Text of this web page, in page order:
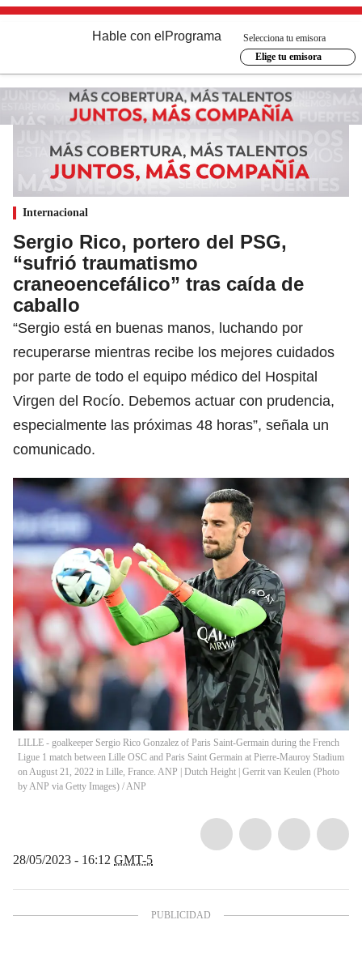
Hable con el Programa
Selecciona tu emisora
Elige tu emisora
Internacional
Sergio Rico, portero del PSG,
“sufrió traumatismo
craneoencefálico” tras caída de
caballo
“Sergio está en buenas manos, luchando por
recuperarse mientras recibe los mejores cuidados
por parte de todo el equipo médico del Hospital
Virgen del Rocío. Debemos actuar con prudencia,
especialmente las próximas 48 horas”, señala un
comunicado.
LILLE - goalkeeper Sergio Rico Gonzalez of Paris Saint-Germain during the French
Ligue 1 match between Lille OSC and Paris Saint Germain at Pierre-Mauroy Stadium
on August 21, 2022 in Lille, France. ANP | Dutch Height | Gerrit van Keulen (Photo
by ANP via Getty Images) /ANP
28/05/2023 - 16:12 GMT-5